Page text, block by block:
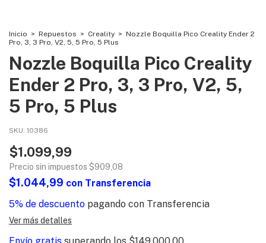
Inicio > Repuestos > Creality > Nozzle Boquilla Pico Creality Ender 2
Pro, 3, 3 Pro, V2, 5, 5 Pro, 5 Plus
Nozzle Boquilla Pico Creality
Ender 2 Pro, 3, 3 Pro, V2, 5,
5 Pro, 5 Plus
SKU: 10386
$1.099,99
Precio sin impuestos $909,08
$1.044,99 con Transferencia
5% de descuento pagando con Transferencia
Ver más detalles